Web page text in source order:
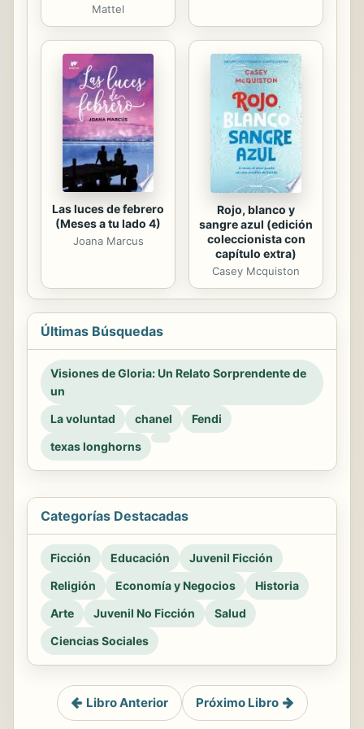
Mattel
Las luces de febrero
(Meses a tu lado 4)
Joana Marcus
Rojo, blanco y
sangre azul (edición
coleccionista con
capítulo extra)
Casey Mcquiston
Últimas Búsquedas
Visiones de Gloria: Un Relato Sorprendente de
un
La voluntad
chanel
Fendi
texas longhorns
Categorías Destacadas
Ficción Educación
Juvenil Ficción
Religión
Economía y Negocios
Historia
Arte
Juvenil No Ficción
Salud
Ciencias Sociales
Libro Anterior Próximo Libro